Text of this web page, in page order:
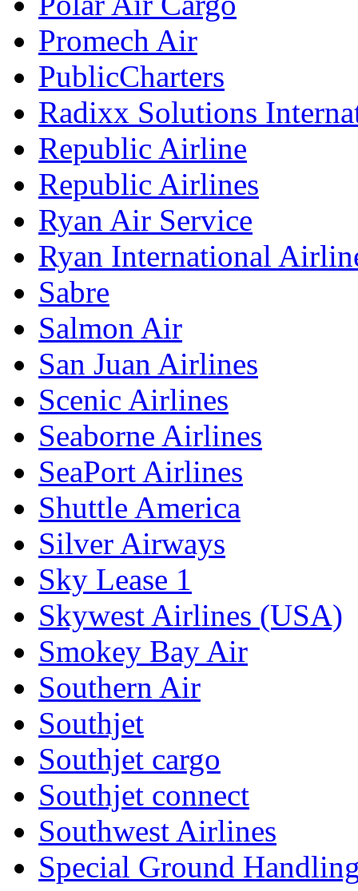
Promech Air
PublicCharters
Radixx Solutions
Republic Airline
Republic Airlines
Ryan Air Service
Ryan International
Sabre
Salmon Air
San Juan Airlines
Scenic Airlines
Seaborne Airlines
SeaPort Airlines
Shuttle America
Silver Airways
Sky Lease 1
Skywest Airlines (USA)
Smokey Bay Air
Southern Air
Southjet
Southjet cargo
Southjet connect
Southwest Airlines
Special Ground